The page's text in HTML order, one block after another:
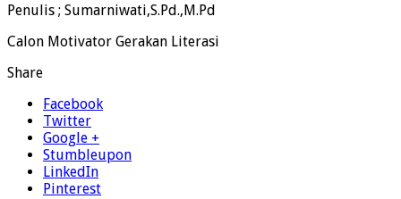
Penulis ; Sumarniwati,S.Pd.,M.Pd
Calon Motivator Gerakan Literasi
Share
Facebook
Twitter
Google +
Stumbleupon
LinkedIn
Pinterest